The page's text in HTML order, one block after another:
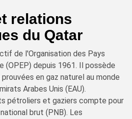
relations
du Qatar
de l'Organisation des Pays
(OPEP) depuis 1961. Il possède
en gaz naturel au monde
Arabes Unis (EAU).
pétroliers et gaziers compte pour
brut (PNB). Les